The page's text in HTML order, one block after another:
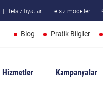
Telsiz fiyatları Telsiz modelleri
Blog Pratik Bilgiler
Hizmetler Kampanyalar